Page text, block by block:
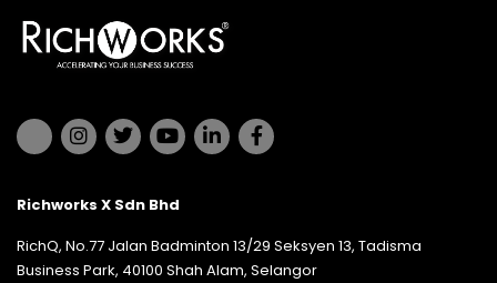
Richworks X Sdn Bhd
RichQ, No.77 Jalan Badminton 13/29 Seksyen 13, Tadisma
Business Park, 40100 Shah Alam, Selangor